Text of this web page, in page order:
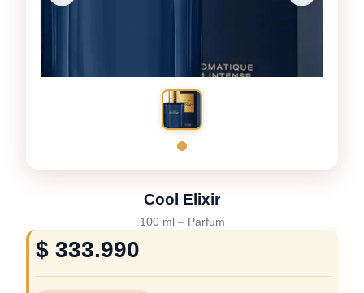
Cool Elixir
100 ml – Parfum
$ 333.990